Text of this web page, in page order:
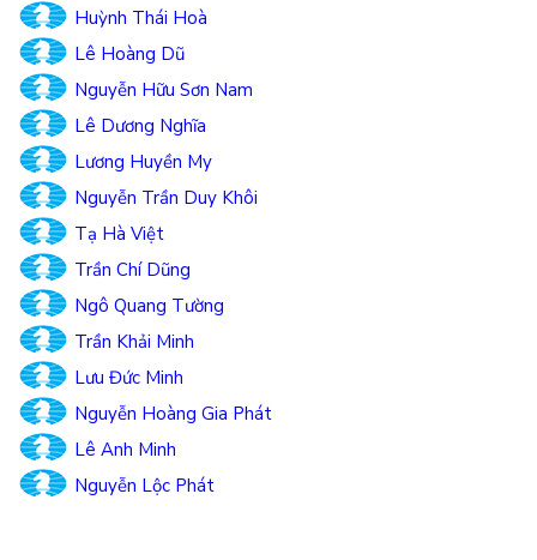
Huỳnh Thái Hoà
Lê Hoàng Dũ
Nguyễn Hữu Sơn Nam
Lê Dương Nghĩa
Lương Huyền My
Nguyễn Trần Duy Khôi
Tạ Hà Việt
Trần Chí Dũng
Ngô Quang Tường
Trần Khải Minh
Lưu Đức Minh
Nguyễn Hoàng Gia Phát
Lê Anh Minh
Nguyễn Lộc Phát